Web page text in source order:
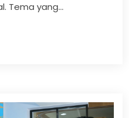
Tema yang...